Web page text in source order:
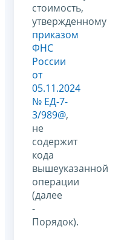
стоимость,
утвержденному
приказом
ФНС
России
от
05.11.2024
№ ЕД-7-
3/989@,
не
содержит
кода
вышеуказанной
операции
(далее
-
Порядок).